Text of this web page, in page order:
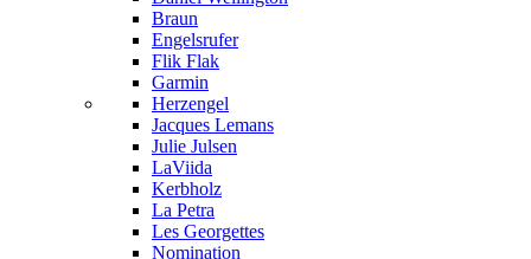
Braun
Engelsrufer
Flik Flak
Garmin
Herzengel
Jacques Lemans
Julie Julsen
LaViida
Kerbholz
La Petra
Les Georgettes
Nomination